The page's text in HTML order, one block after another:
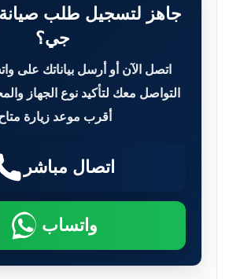
جاهز لتسجيل طلب صيانة
جي؟
اتصل الآن أو أرسل بياناتك على
التواصل معك لتأكيد نوع الجهاز
أقرب موعد زيارة
اتصال مباشر
واتساب